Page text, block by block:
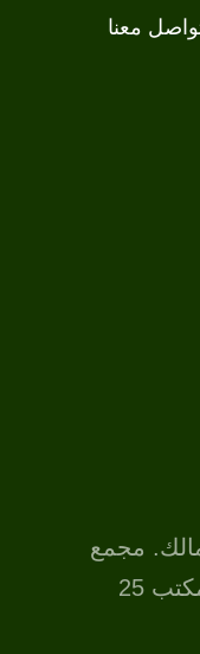
معنا
مجمع
25